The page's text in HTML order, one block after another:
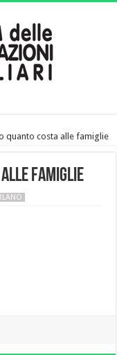
quanto costa alle famiglie
alle famiglie